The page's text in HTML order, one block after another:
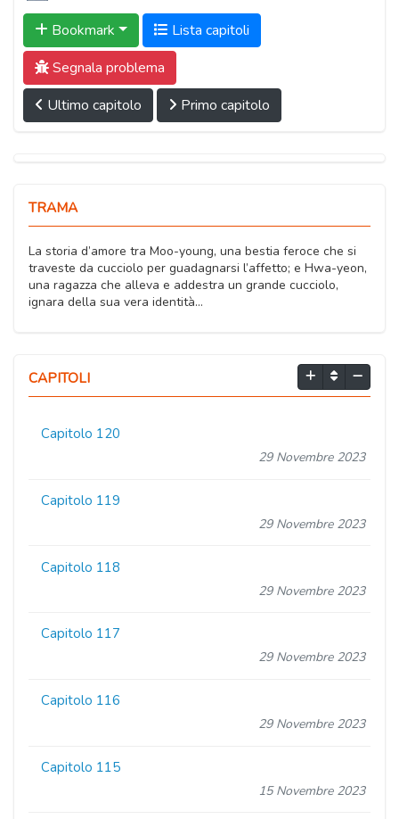
Bookmark
Lista capitoli
Segnala problema
Ultimo capitolo
Primo capitolo
TRAMA
La storia d’amore tra Moo-young, una bestia feroce che si
traveste da cucciolo per guadagnarsi l’affetto; e Hwa-yeon,
una ragazza che alleva e addestra un grande cucciolo,
ignara della sua vera identità…
CAPITOLI
Capitolo 120
29 Novembre 2023
Capitolo 119
29 Novembre 2023
Capitolo 118
29 Novembre 2023
Capitolo 117
29 Novembre 2023
Capitolo 116
29 Novembre 2023
Capitolo 115
15 Novembre 2023